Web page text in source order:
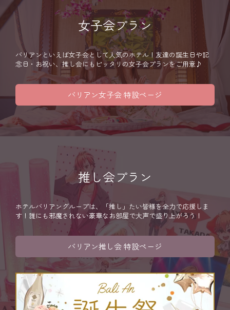
女子会プラン
バリアンといえば女子会として人気のホテル！友達の誕生日や記
念日・お祝い、推し会にもピッタリの女子会プランをご用意♪
バリアン女子会 特設ページ
推し会プラン
ホテルバリアングループは、「推し」たい皆様を全力で応援しま
す！誰にも邪魔されない豪華なお部屋で大声で盛り上がろう！
バリアン推し会 特設ページ